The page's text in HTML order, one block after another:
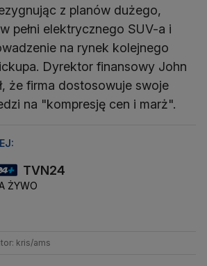
z planów dużego,
pełni elektrycznego SUV-a i
na rynek kolejnego
Dyrektor finansowy John
że firma dostosowuje swoje
na "kompresję cen i marż".
TVN24
ŻYWO
kris/ams